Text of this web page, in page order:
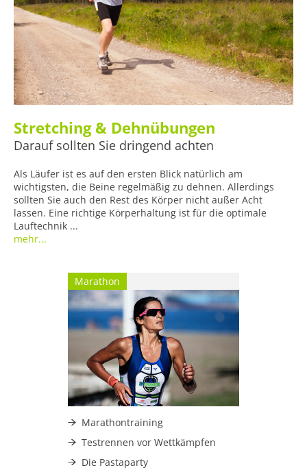
Stretching & Dehnübungen
Darauf sollten Sie dringend achten
Als Läufer ist es auf den ersten Blick natürlich am
wichtigsten, die Beine regelmäßig zu dehnen. Allerdings
sollten Sie auch den Rest des Körper nicht außer Acht
lassen. Eine richtige Körperhaltung ist für die optimale
Lauftechnik ...
mehr...
Marathon
Marathontraining
Testrennen vor Wettkämpfen
Die Pastaparty